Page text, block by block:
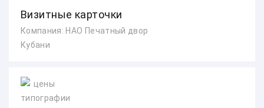
Визитные карточки
Компания: НАО Печатный двор
Кубани